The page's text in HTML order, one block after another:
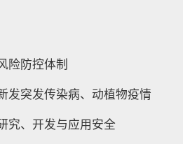
险防控体制
发突发传染病、动植物疫情
究、开发与应用安全